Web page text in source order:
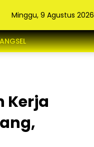
Minggu, 9 Agustus 2026
Kerja